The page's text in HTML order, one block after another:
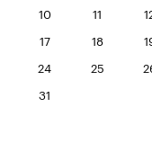
10 11
17 18
24 25
31